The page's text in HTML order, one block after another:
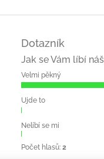
Dotazník
Jak se Vám líbí
Velmi pěkný
Ujde to
Nelíbí se mi
Počet hlasů: 2